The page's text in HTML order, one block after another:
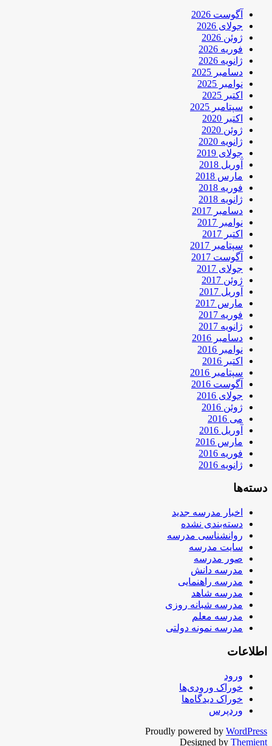
آگوست 2026
جولای 2026
ژوئن 2026
فوریه 2026
ژانویه 2026
دسامبر 2025
نوامبر 2025
اکتبر 2025
سپتامبر 2025
اکتبر 2020
ژوئن 2020
ژانویه 2020
جولای 2019
آوریل 2018
مارس 2018
فوریه 2018
ژانویه 2018
دسامبر 2017
نوامبر 2017
اکتبر 2017
سپتامبر 2017
آگوست 2017
جولای 2017
ژوئن 2017
آوریل 2017
مارس 2017
فوریه 2017
ژانویه 2017
دسامبر 2016
نوامبر 2016
اکتبر 2016
سپتامبر 2016
آگوست 2016
جولای 2016
ژوئن 2016
می 2016
آوریل 2016
مارس 2016
فوریه 2016
ژانویه 2016
دسته‌ها
اخبار مدرسه جدید
دسته‌بندی نشده
روانشناسی مدرسه
سایت مدرسه
صور مدرسه
مدرسه دانش
مدرسه راهنمایی
مدرسه شاهد
مدرسه شبانه روزی
مدرسه معلم
مدرسه نمونه دولتی
اطلاعات
ورود
خوراک ورودی‌ها
خوراک دیدگاه‌ها
وردپرس
Proudly powered by WordPress
Designed by Themient